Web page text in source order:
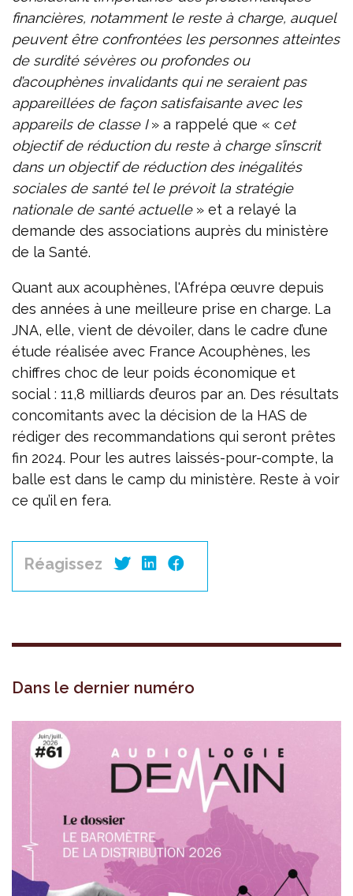
financières, notamment le reste à charge, auquel
peuvent être confrontées les personnes atteintes
de surdité sévères ou profondes ou
d’acouphènes invalidants qui ne seraient pas
appareillées de façon satisfaisante avec les
appareils de classe I» a rappelé que « cet
objectif de réduction du reste à charge s’inscrit
dans un objectif de réduction des inégalités
sociales de santé tel le prévoit la stratégie
nationale de santé actuelle» et a relayé la
demande des associations auprès du ministère
de la Santé.
Quant aux acouphènes, l'Afrépa œuvre depuis
des années à une meilleure prise en charge. La
JNA, elle, vient de dévoiler, dans le cadre d’une
étude réalisée avec France Acouphènes, les
chiffres choc de leur poids économique et
social : 11,8 milliards d’euros par an. Des résultats
concomitants avec la décision de la HAS de
rédiger des recommandations qui seront prêtes
fin 2024. Pour les autres laissés-pour-compte, la
balle est dans le camp du ministère. Reste à voir
ce qu’il en fera.
Réagissez
Dans le dernier numéro